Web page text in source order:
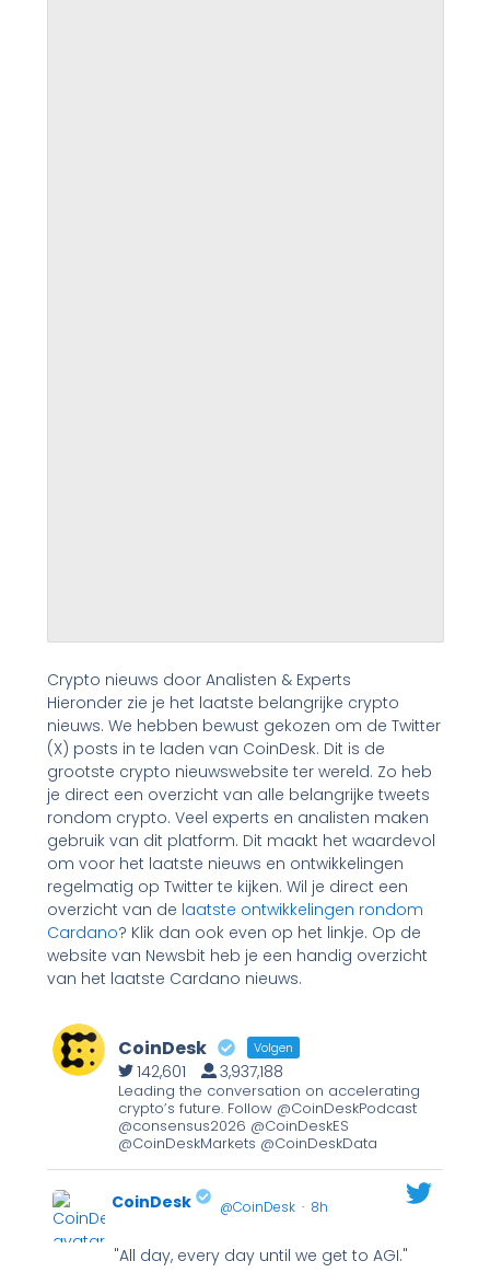
Crypto nieuws door Analisten & Experts
Hieronder zie je het laatste belangrijke crypto
nieuws. We hebben bewust gekozen om de Twitter
(X) posts in te laden van CoinDesk. Dit is de
grootste crypto nieuwswebsite ter wereld. Zo heb
je direct een overzicht van alle belangrijke tweets
rondom crypto. Veel experts en analisten maken
gebruik van dit platform. Dit maakt het waardevol
om voor het laatste nieuws en ontwikkelingen
regelmatig op Twitter te kijken. Wil je direct een
overzicht van de laatste ontwikkelingen rondom
Cardano? Klik dan ook even op het linkje. Op de
website van Newsbit heb je een handig overzicht
van het laatste Cardano nieuws.
CoinDesk Volgen
142,601 3,937,188
Leading the conversation on accelerating
crypto’s future. Follow @CoinDeskPodcast
@consensus2026 @CoinDeskES
@CoinDeskMarkets @CoinDeskData
CoinDesk @CoinDesk · 8h
"All day, every day until we get to AGI."